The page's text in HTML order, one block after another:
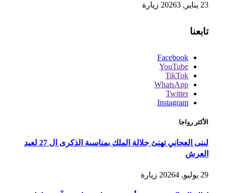
23 يناير, 2026 3 زيارة
تابعنا
Facebook
YouTube
TikTok
WhatsApp
Twitter
Instagram
الأكثر رواجا
لبنى العجاني تهنئ جلالة الملك بمناسبة الذكرى ال 27 لعيد
العرش
29 يوليو, 2026 4 زيارة